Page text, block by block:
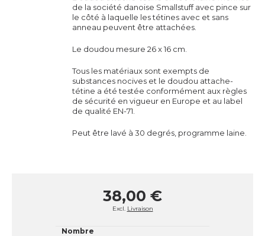
de la société danoise Smallstuff avec pince sur
le côté à laquelle les tétines avec et sans
anneau peuvent être attachées.
Le doudou mesure 26 x 16 cm.
Tous les matériaux sont exempts de
substances nocives et le doudou attache-
tétine a été testée conformément aux règles
de sécurité en vigueur en Europe et au label
de qualité EN-71.
Peut être lavé à 30 degrés, programme laine.
38,00 €
Excl. Livraison
Nombre